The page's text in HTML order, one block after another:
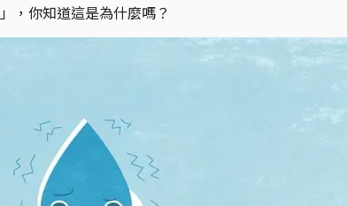
，你知道這是為什麼嗎？